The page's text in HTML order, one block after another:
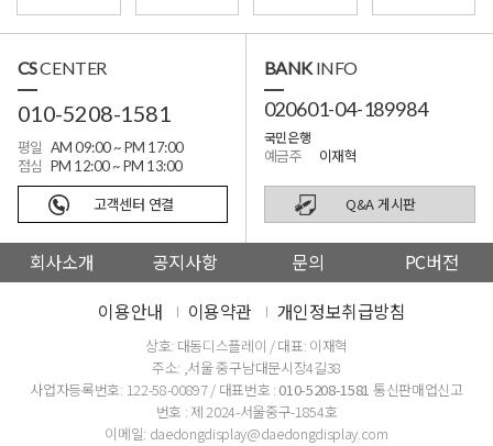
CSCENTER
010-5208-1581
평일 AM 09:00 ~ PM 17:00
점심 PM 12:00 ~ PM 13:00
BANKINFO
020601-04-189984
국민은행
예금주 이재혁
고객센터 연결 Q&A 게시판
회사소개 공지사항 문의
PC버전
이용안내
이용약관 개인정보취급방침
상호: 대동디스플레이 / 대표: 이재혁
주소: ,서울 중구남대문시장4길38
사업자등록번호: 122-58-00897 / 대표번호 : 010-5208-1581 통신판매업신고
번호 : 제 2024-서울중구-1854호
이메일: daedongdisplay@daedongdisplay.com